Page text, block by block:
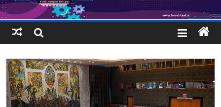
خبری
هوش
مصنوعی
www.hooshtaak.ir